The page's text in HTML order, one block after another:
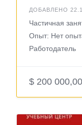
ДОБАВЛЕНО
Частичная
Опыт: Нет
Работодатель
$ 200 000,00